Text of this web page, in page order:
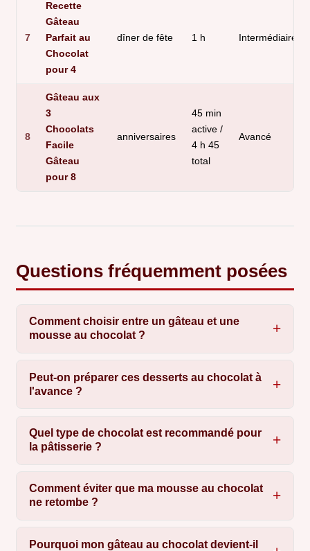
7
Recette
Gâteau
Parfait au
Chocolat
pour 4
dîner de fête 1 h Intermédiaire
8
Gâteau aux
3
Chocolats
Facile
Gâteau
pour 8
anniversaires
45 min
active /
4 h 45
total
Avancé
Questions fréquemment posées
Comment choisir entre un gâteau et une
mousse au chocolat ?
Peut-on préparer ces desserts au chocolat à
l'avance ?
Quel type de chocolat est recommandé pour
la pâtisserie ?
Comment éviter que ma mousse au chocolat
ne retombe ?
Pourquoi mon gâteau au chocolat devient-il